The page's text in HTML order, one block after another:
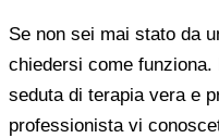
Se non sei mai stato da
chiedersi come
seduta di terapia vera e
professionista vi